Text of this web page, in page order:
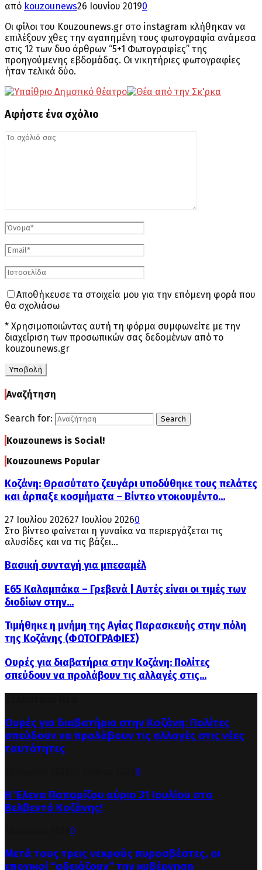
από kouzounews26 Ιουνίου 20190
Οι φίλοι του Kouzounews.gr στο instagram κλήθηκαν να
επιλέξουν χθες την αγαπημένη τους φωτογραφία ανάμεσα
στις 12 των δυο άρθρων “5+1 Φωτογραφίες” της
προηγούμενης εβδομάδας. Οι νικητήριες φωτογραφίες
ήταν τελικά δύο.
Αφήστε ένα σχόλιο
Αποθήκευσε τα στοιχεία μου για την επόμενη φορά που
θα σχολιάσω
* Χρησιμοποιώντας αυτή τη φόρμα συμφωνείτε με την
διαχείριση των προσωπικών σας δεδομένων από το
kouzounews.gr
Αναζήτηση
Search for: Search
Kouzounews is Social!
Kouzounews Popular
Κοζάνη: Θρασύτατο ζευγάρι υποδύθηκε τους πελάτες
και άρπαξε κοσμήματα – Βίντεο ντοκουμέντο...
27 Ιουλίου 202627 Ιουλίου 20260
Στο βίντεο φαίνεται η γυναίκα να περιεργάζεται τις
αλυσίδες και να τις βάζει...
Βασική συνταγή για μπεσαμέλ
Ε65 Καλαμπάκα – Γρεβενά | Αυτές είναι οι τιμές των
διοδίων στην...
Τιμήθηκε η μνήμη της Αγίας Παρασκευής στην πόλη
της Κοζάνης (ΦΩΤΟΓΡΑΦΙΕΣ)
Ουρές για διαβατήρια στην Κοζάνη: Πολίτες
σπεύδουν να προλάβουν τις αλλαγές στις...
Ουρές για διαβατήρια στην Κοζάνη: Πολίτες
σπεύδουν να προλάβουν τις αλλαγές στις νέες
ταυτότητες
0
Η Έλενα Παπαρίζου αύριο 31 Ιουλίου στο
Βελβεντό Κοζάνης!
0
Μετά τους τρεις νεκρούς πυροσβέστες, οι
εποχικοί “αδειάζουν” την κυβέρνηση